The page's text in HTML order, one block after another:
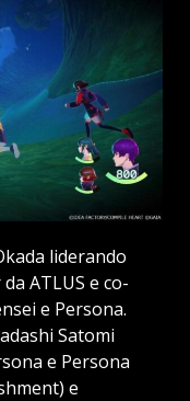
liderando
ATLUS e co-
e Persona.
Satomi
e Persona
e